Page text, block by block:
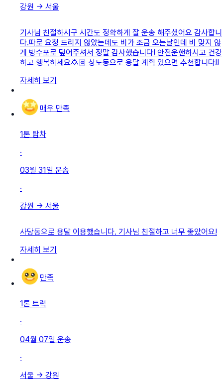
강원 → 서울
기사님 친절하시구 시간도 정확하게 잘 운송 해주셨어요 감사합니
다.따로 요청 드리지 않았는데도 비가 조금 오는날인데 비 맞지 않
게 방수포로 덮어주셔서 정말 감사했습니다! 안전운핸하시고 건강
하고 행복하세요🙇🏻 상도동으로 용달 계획 있으면 추천합니다!!
자세히 보기
매우 만족
1톤 탑차
·
03월 31일 운송
·
강원 → 서울
사당동으로 용달 이용했습니다. 기사님 친절하고 너무 좋았어요!
자세히 보기
만족
1톤 트럭
·
04월 07일 운송
·
서울 → 강원